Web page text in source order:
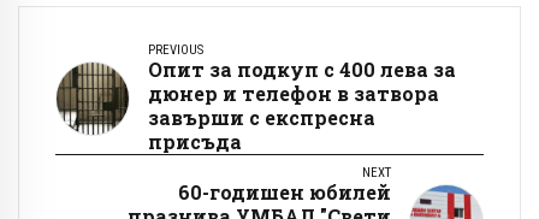
PREVIOUS
Опит за подкуп с 400 лева за
дюнер и телефон в затвора
завърши с експресна
присъда
NEXT
60-годишен юбилей